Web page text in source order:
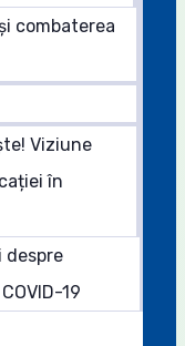
combaterea
Viziune
în
despre
19